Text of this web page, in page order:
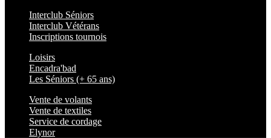
Interclub Séniors
Interclub Vétérans
Inscriptions tournois
Loisirs
Encadra'bad
Les Séniors (+ 65 ans)
Vente de volants
Vente de textiles
Service de cordage
Elynor